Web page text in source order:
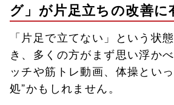
グ」が片足立ちの改善に
「片足で立てない」という状
き、多くの方がまず思い浮か
ッチや筋トレ動画、体操とい
処”かもしれません。